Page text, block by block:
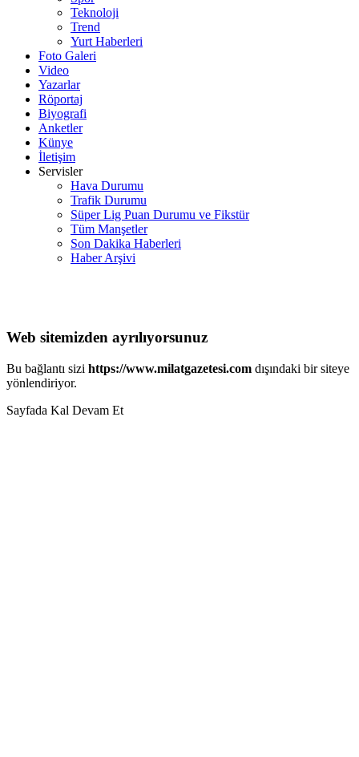
Teknoloji
Trend
Yurt Haberleri
Foto Galeri
Video
Yazarlar
Röportaj
Biyografi
Anketler
Künye
İletişim
Servisler
Hava Durumu
Trafik Durumu
Süper Lig Puan Durumu ve Fikstür
Tüm Manşetler
Son Dakika Haberleri
Haber Arşivi
Web sitemizden ayrılıyorsunuz
Bu bağlantı sizi https://www.milatgazetesi.com dışındaki bir siteye
yönlendiriyor.
Sayfada Kal Devam Et